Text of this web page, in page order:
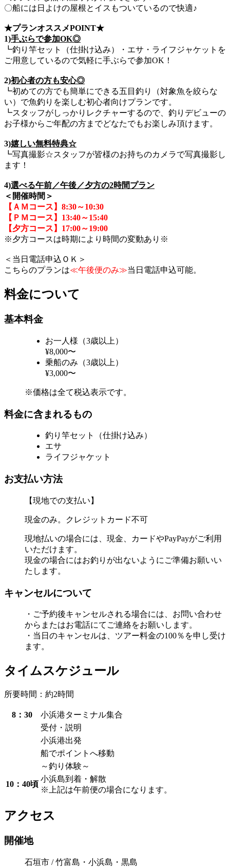
〇船には日よけの屋根とイスもついているので快適♪
★プランオススメPOINT★
1)手ぶらで参加OK◎
┗釣り竿セット（仕掛け込み）・エサ・ライフジャケットを
ご用意しているので気軽に手ぶらで参加OK！
2)初心者の方も安心◎
┗初めての方でも簡単にできる五目釣り（対象魚を絞らな
い）で魚釣りを楽しむ初心者向けプランです。
┗スタッフがしっかりレクチャーするので、釣りデビューの
お子様からご年配の方までどなたでもお楽しみ頂けます。
3)嬉しい無料特典☆
┗写真撮影☆スタッフが皆様のお持ちのカメラで写真撮影し
ます！
4)選べる午前／午後／夕方の2時間プラン
＜開催時間＞
【ＡＭコース】8:30～10:30
【ＰＭコース】13:40～15:40
【夕方コース】17:00～19:00
※夕方コースは時期により時間の変動あり※
＜当日電話申込ＯＫ＞
こちらのプランは≪午後便のみ≫当日電話申込可能。
料金について
基本料金
お一人様（3歳以上）
¥8,000〜
乗船のみ（3歳以上）
¥3,000〜
※価格は全て税込表示です。
料金に含まれるもの
釣り竿セット（仕掛け込み）
エサ
ライフジャケット
お支払い方法
【現地での支払い】
現金のみ。クレジットカード不可
現地払いの場合には、現金、カードやPayPayがご利用
いただけます。
現金の場合にはお釣りが出ないようにご準備お願いい
たします。
キャンセルについて
・ご予約後キャンセルされる場合には、お問い合わせ
からまたはお電話にてご連絡をお願いします。
・当日のキャンセルは、ツアー料金の100％を申し受け
ます。
タイムスケジュール
所要時間：約2時間
8：30
小浜港ターミナル集合
受付・説明
小浜港出発
船でポイントへ移動
～釣り体験～
10：40頃
小浜島到着・解散
※上記は午前便の場合になります。
アクセス
開催地
石垣市 / 竹富島・小浜島・黒島